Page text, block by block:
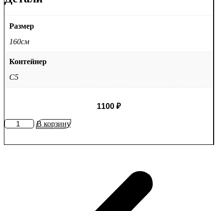
Размер
160см
Контейнер
C5
1100 ₽
КоличествоВ корзину